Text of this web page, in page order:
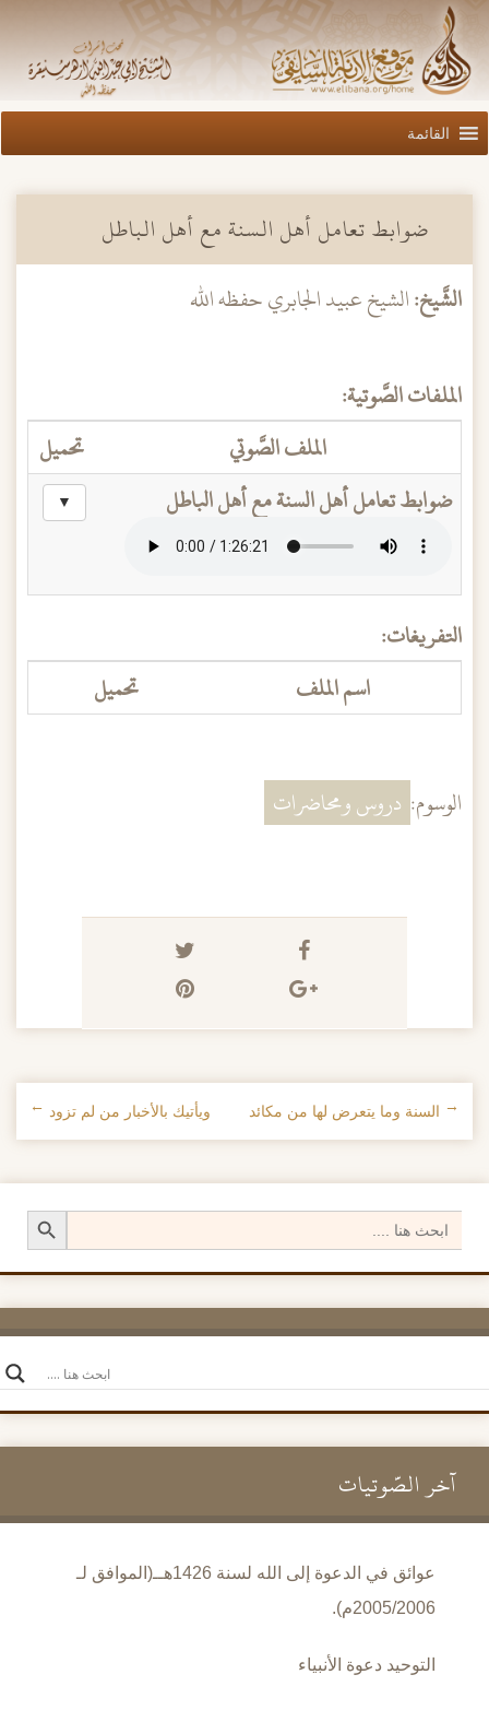
القائمة
ضوابط تعامل أهل السنة مع أهل الباطل
الشَّيخ:الشيخ عبيد الجابري حفظه الله
الملفات الصَّوتية:
الملف الصَّوتي
تحميل
ضوابط تعامل أهل السنة مع أهل الباطل
▼
التفريغات:
اسم الملف
تحميل
الوسوم: دروس ومحاضرات
تصفح الإدراجات
← السنة وما يتعرض لها من مكائد ويأتيك بالأخبار من لم تزود →
for:
Search Button
آخر الصَّوتيات
عوائق في الدعوة إلى الله لسنة 1426هــ(الموافق لـ
2005/2006م).
التوحيد دعوة الأنبياء